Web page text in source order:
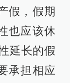
假，假期
也应该休
延长的假
承担相应